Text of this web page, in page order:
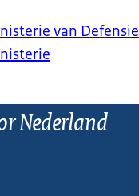
van Defensie
Nederland